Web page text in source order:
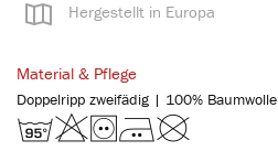
Hergestellt in Europa
Material & Pflege
Doppelripp zweifädig | 100% Baumwolle